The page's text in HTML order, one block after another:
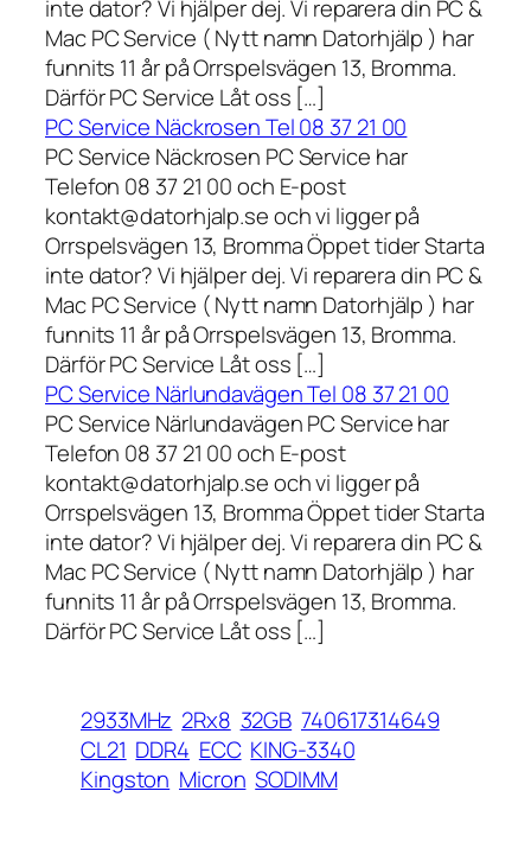
inte dator? Vi hjälper dej. Vi reparera din PC &
Mac PC Service ( Nytt namn Datorhjälp ) har
funnits 11 år på Orrspelsvägen 13, Bromma.
Därför PC Service Låt oss […]
PC Service Näckrosen Tel 08 37 21 00
PC Service Näckrosen PC Service har
Telefon 08 37 21 00 och E-post
kontakt@datorhjalp.se och vi ligger på
Orrspelsvägen 13, Bromma Öppet tider Starta
inte dator? Vi hjälper dej. Vi reparera din PC &
Mac PC Service ( Nytt namn Datorhjälp ) har
funnits 11 år på Orrspelsvägen 13, Bromma.
Därför PC Service Låt oss […]
PC Service Närlundavägen Tel 08 37 21 00
PC Service Närlundavägen PC Service har
Telefon 08 37 21 00 och E-post
kontakt@datorhjalp.se och vi ligger på
Orrspelsvägen 13, Bromma Öppet tider Starta
inte dator? Vi hjälper dej. Vi reparera din PC &
Mac PC Service ( Nytt namn Datorhjälp ) har
funnits 11 år på Orrspelsvägen 13, Bromma.
Därför PC Service Låt oss […]
2933MHz 2Rx8 32GB 740617314649
CL21 DDR4 ECC KING-3340
Kingston Micron SODIMM